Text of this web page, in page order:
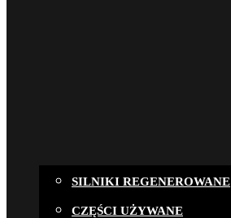
SILNIKI REGENEROWANE
CZĘŚCI UŻYWANE